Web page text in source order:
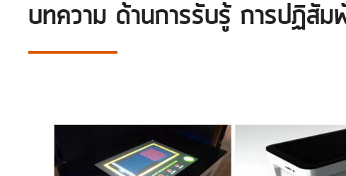
บทความ ด้านการรับรู้ การปฏิสั